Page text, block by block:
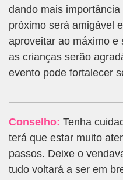
dando mais
próximo será amigável
aproveitar ao máximo e
as crianças serão
evento pode fortalecer
Conselho: Tenha
terá que estar muito
passos. Deixe o
tudo voltará a ser em